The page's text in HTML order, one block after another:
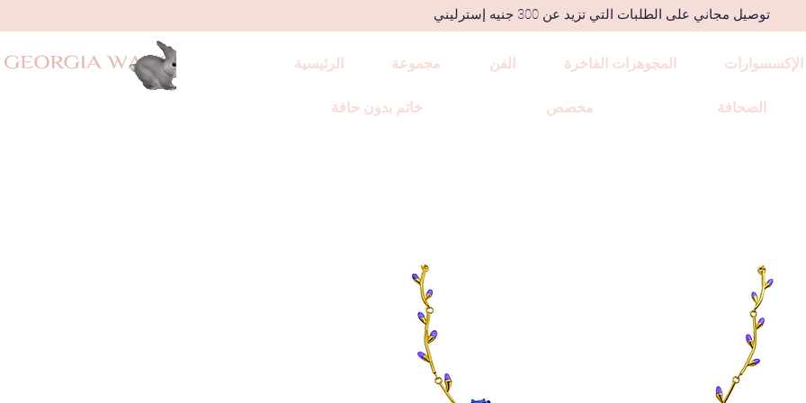
الرئيسية مجموعة الفن المجوهرات الفاخرة الإكسسوارات
خاتم بدون حافة مخصص الصحافة
توصيل مجاني على الطلبات التي تزيد عن 300 جنيه إسترليني